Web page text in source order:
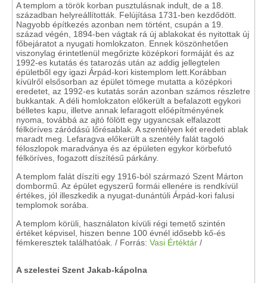
A templom a török korban pusztulásnak indult, de a 18.
században helyreállították. Felújítása 1731-ben kezdődött.
Nagyobb építkezés azonban nem történt, csupán a 19.
század végén, 1894-ben vágtak rá új ablakokat és nyitottak új
főbejáratot a nyugati homlokzaton. Ennek köszönhetően
viszonylag érintetlenül megőrizte középkori formáját és az
1992-es kutatás és tatarozás után az addig jellegtelen
épületből egy igazi Árpád-kori kistemplom lett.Korábban
kívülről elsősorban az épület tömege mutatta a középkori
eredetet, az 1992-es kutatás során azonban számos részletre
bukkantak. A déli homlokzaton előkerült a befalazott egykori
bélletes kapu, illetve annak lefaragott előépítményének
nyoma, továbbá az ajtó fölött egy ugyancsak elfalazott
félköríves záródású lőrésablak. A szentélyen két eredeti ablak
maradt meg. Lefaragva előkerült a szentély falát tagoló
féloszlopok maradványa és az épületen egykor körbefutó
félköríves, fogazott díszítésű párkány.
A templom falát díszíti egy 1916-ból származó Szent Márton
dombormű. Az épület egyszerű formái ellenére is rendkívül
értékes, jól illeszkedik a nyugat-dunántúli Árpád-kori falusi
templomok sorába.
A templom körüli, használaton kívüli régi temető szintén
értéket képvisel, hiszen benne 100 évnél idősebb kő-és
fémkeresztek találhatóak. / Forrás: Vasi Értéktár /
A szelestei Szent Jakab-kápolna